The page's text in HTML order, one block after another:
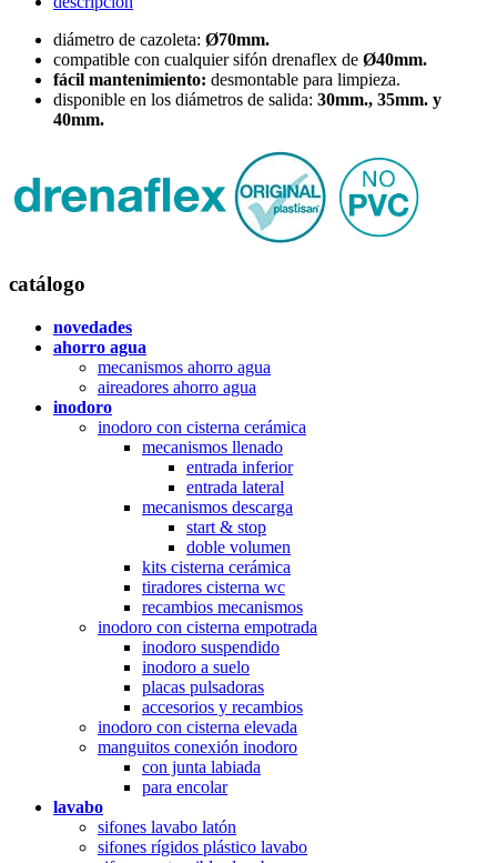
diámetro de cazoleta: Ø70mm.
compatible con cualquier sifón drenaflex de Ø40mm.
fácil mantenimiento: desmontable para limpieza.
disponible en los diámetros de salida: 30mm., 35mm. y
40mm.
catálogo
novedades
ahorro agua
mecanismos ahorro agua
aireadores ahorro agua
inodoro
inodoro con cisterna cerámica
mecanismos llenado
entrada inferior
entrada lateral
mecanismos descarga
start & stop
doble volumen
kits cisterna cerámica
tiradores cisterna wc
recambios mecanismos
inodoro con cisterna empotrada
inodoro suspendido
inodoro a suelo
placas pulsadoras
accesorios y recambios
inodoro con cisterna elevada
manguitos conexión inodoro
con junta labiada
para encolar
lavabo
sifones lavabo latón
sifones rígidos plástico lavabo